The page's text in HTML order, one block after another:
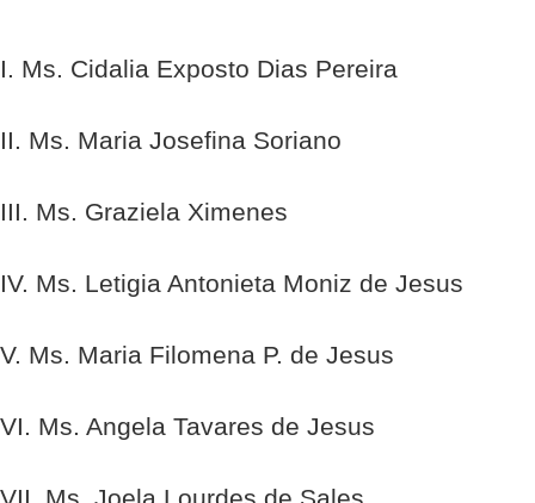
I. Ms. Cidalia Exposto Dias Pereira
II. Ms. Maria Josefina Soriano
III. Ms. Graziela Ximenes
IV. Ms. Letigia Antonieta Moniz de Jesus
V. Ms. Maria Filomena P. de Jesus
VI. Ms. Angela Tavares de Jesus